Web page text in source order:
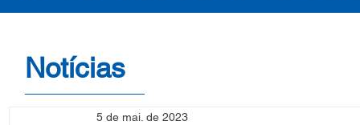
5 de mai. de 2023
Notícias